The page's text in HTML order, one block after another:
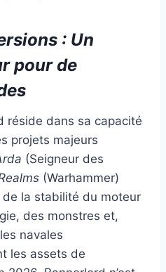
: Un
pour de
réside dans sa capacité
projets majeurs
(Seigneur des
(Warhammer)
la stabilité du moteur
des monstres et,
navales
les assets de